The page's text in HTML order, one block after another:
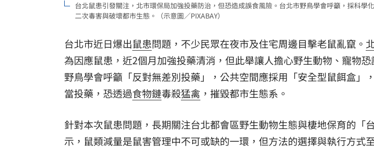
台北鼠患引發關注，北市環保局加強投藥防治，但恐造成誤食風險。台北市野鳥學會呼籲，採科學
二次毒害與破壞都市生態。（示意圖／PIXABAY）
台北市近日爆出鼠患問題，不少民眾在夜市及住宅周邊目擊老鼠亂竄。
為因應鼠患，近2個月加強投藥清消，但此舉讓人擔心野生動物、寵物恐
野鳥學會呼籲「反對無差別投藥」，公共空間應採用「安全型鼠餌盒」
當投藥，恐透過食物鏈毒殺猛禽 ，摧毀都市生態系。
針對本次鼠患問題，長期關注台北都會區野生動物生態與棲地保育的「
示，鼠類減量是鼠害管理中不可或缺的一環，但方法的選擇與執行方式